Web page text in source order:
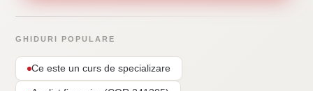
GHIDURI POPULARE
Ce este un curs de specializare